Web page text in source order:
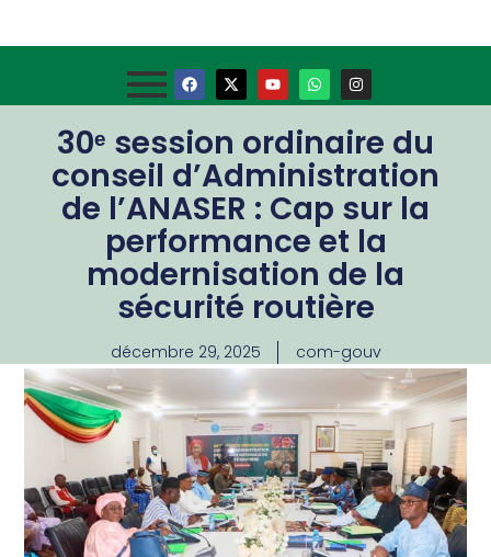
30ᵉ session ordinaire du
conseil d’Administration
de l’ANASER : Cap sur la
performance et la
modernisation de la
sécurité routière
décembre 29, 2025 com-gouv